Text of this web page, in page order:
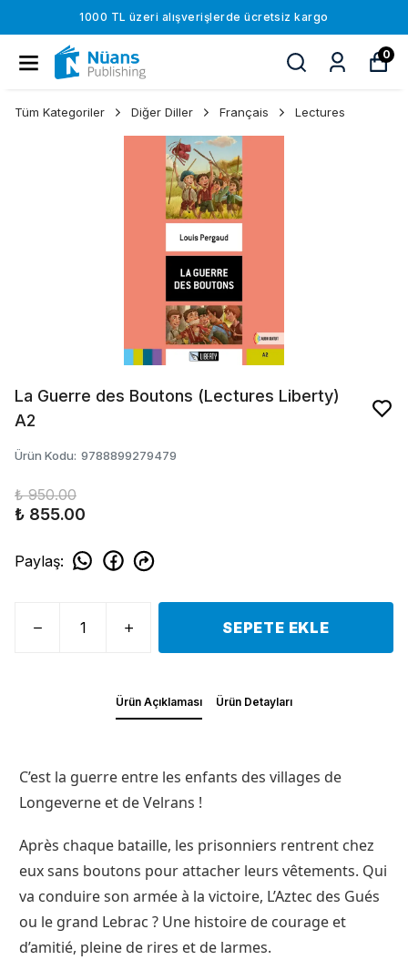
1000 TL üzeri alışverişlerde ücretsiz kargo
0
Tüm Kategoriler Diğer Diller Français Lectures
La Guerre des Boutons (Lectures Liberty)
A2
Ürün Kodu: 9788899279479
₺ 950.00
₺ 855.00
Paylaş:
SEPETE EKLE
Ürün Açıklaması Ürün Detayları
C’est la guerre entre les enfants des villages de
Longeverne et de Velrans !
Après chaque bataille, les prisonniers rentrent chez
eux sans boutons pour attacher leurs vêtements. Qui
va conduire son armée à la victoire, L’Aztec des Gués
ou le grand Lebrac ? Une histoire de courage et
d’amitié, pleine de rires et de larmes.